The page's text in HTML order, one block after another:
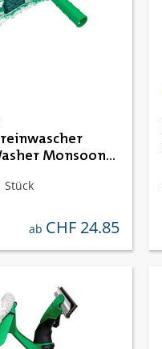
Monsoon
Stück
regulärer preis:
ab CHF 24.85